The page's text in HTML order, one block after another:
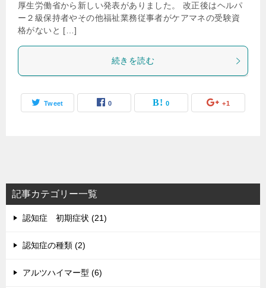
厚生労働省から新しい発表がありました。 改正後はヘルパ
ー２級保持者やその他福祉業務従事者がケアマネの受験資
格がないと […]
続きを読む
Tweet 0 0 +1
記事カテゴリー一覧
認知症 初期症状 (21)
認知症の種類 (2)
アルツハイマー型 (6)